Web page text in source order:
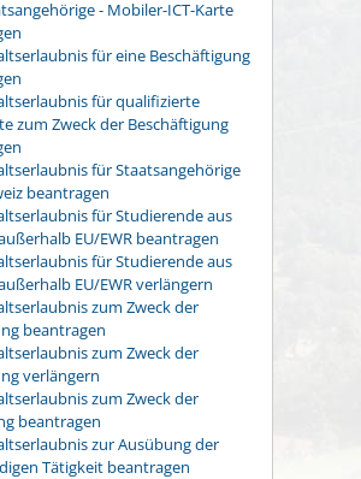
- Mobiler-ICT-Karte
für eine Beschäftigung
für qualifizierte
zum Zweck der Beschäftigung
für Staatsangehörige
beantragen
für Studierende aus
EU/EWR beantragen
für Studierende aus
EU/EWR verlängern
zum Zweck der
beantragen
zum Zweck der
verlängern
zum Zweck der
beantragen
zur Ausübung der
Tätigkeit beantragen